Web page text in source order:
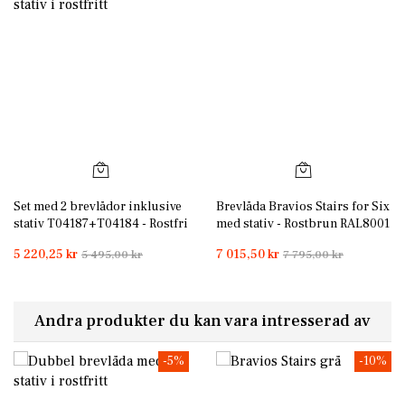
Set med 2 brevlådor inklusive
stativ T04187+T04184 - Rostfri
5 220,25 kr 5 495,00 kr
Brevlåda Bravios Stairs for Six
med stativ - Rostbrun RAL8001
7 015,50 kr 7 795,00 kr
Andra produkter du kan vara intresserad av
-5% -10%